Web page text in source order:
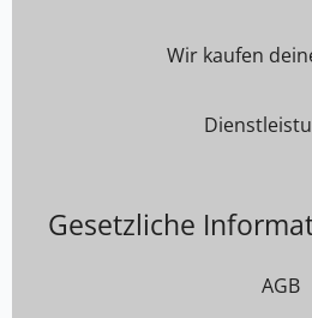
Wir kaufen
Gesetzliche
AGB